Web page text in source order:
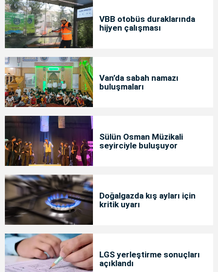
VBB otobüs duraklarında
hijyen çalışması
Van’da sabah namazı
buluşmaları
Sülün Osman Müzikali
seyirciyle buluşuyor
Doğalgazda kış ayları için
kritik uyarı
LGS yerleştirme sonuçları
açıklandı